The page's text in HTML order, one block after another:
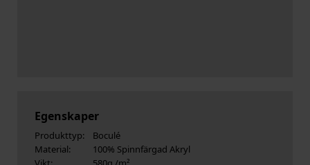
Egenskaper
Produkttyp:
Boculé
Material:
100% Spinnfärgad Akryl